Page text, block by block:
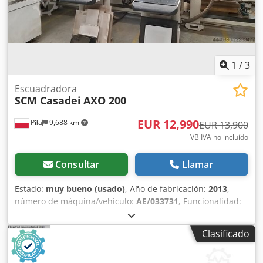
1 /3
Piła 9,688 km
Escuadradora
SCM Casadei AXO 200
EUR 12,990EUR 13,900
VB IVA no incluído
Consultar Llamar
Estado: muy bueno (usado), Año de fabricación: 2013,
número de máquina/vehículo: AE/033731, Funcionalidad:
, altura de corte (máx.):
diámetro de la hoja de sierra:300 mm, velocidad de
rotación (mín.):
3,006 kg , altura de la
mesa:950 mm
Clasificado